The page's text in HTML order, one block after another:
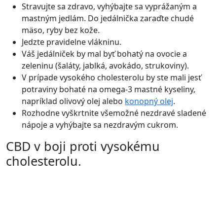
Stravujte sa zdravo, vyhýbajte sa vyprážaným a
mastným jedlám. Do jedálnička zaraďte chudé
mäso, ryby bez kože.
Jedzte pravidelne vlákninu.
Váš jedálniček by mal byť bohatý na ovocie a
zeleninu (šaláty, jablká, avokádo, strukoviny).
V prípade vysokého cholesterolu by ste mali jesť
potraviny bohaté na omega-3 mastné kyseliny,
napríklad olivový olej alebo konopný olej.
Rozhodne vyškrtnite všemožné nezdravé sladené
nápoje a vyhýbajte sa nezdravým cukrom.
CBD v boji proti vysokému
cholesterolu.